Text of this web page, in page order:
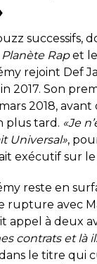
successifs,
Planète Rapet
rejoint Def
2017. Son
2018,
plus tard. «Je
Universal»,
exécutif sur
reste en
rupture avec
appel à deux
contrats et là
le titre qui